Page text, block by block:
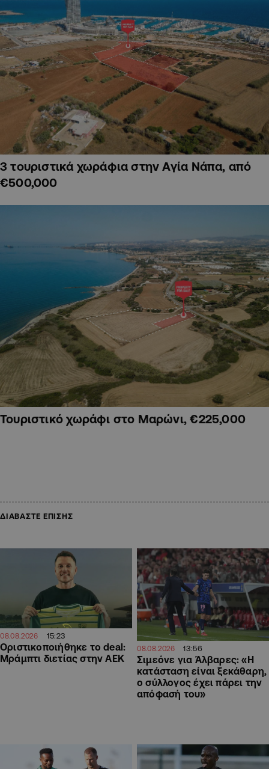
3 τουριστικά χωράφια στην Αγία Νάπα, από
€500,000
Τουριστικό χωράφι στο Μαρώνι, €225,000
ΔΙΑΒΑΣΤΕ ΕΠΙΣΗΣ
08.08.2026 15:23
Οριστικοποιήθηκε το deal:
Μράμπτι διετίας στην ΑΕΚ
08.08.2026 13:56
Σιμεόνε για Άλβαρες: «Η
κατάσταση είναι ξεκάθαρη,
ο σύλλογος έχει πάρει την
απόφασή του»